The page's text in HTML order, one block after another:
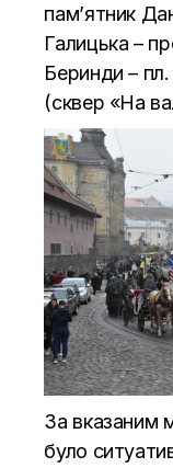
пам’ятник
Галицька –
Беринди –
(сквер «На
За вказаним
було